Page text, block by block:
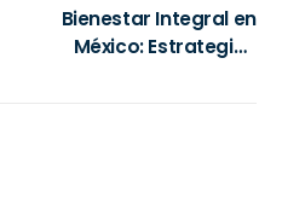
Bienestar Integral en
México: Estrategias